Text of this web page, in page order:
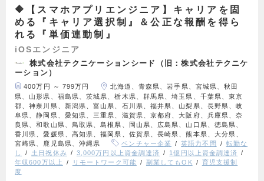
🔶【スマホアプリエンジニア】キャリアを固
める『キャリア選択制』＆公正な報酬を得ら
れる『単価連動制』
iOSエンジニア
株式会社テクニケーションシード（旧：株式会社テクニケ
ーション）
400万円 ～ 799万円
北海道、青森県、岩手県、宮城県、秋田
県、山形県、福島県、茨城県、栃木県、群馬県、埼玉県、千葉県、東京
都、神奈川県、新潟県、富山県、石川県、福井県、山梨県、長野県、岐
阜県、静岡県、愛知県、三重県、滋賀県、京都府、大阪府、兵庫県、奈
良県、和歌山県、鳥取県、島根県、岡山県、広島県、山口県、徳島県、
香川県、愛媛県、高知県、福岡県、佐賀県、長崎県、熊本県、大分県、
宮崎県、鹿児島県、沖縄県
ベンチャー企業 英語力不問
転勤な
し
土日祝休み 3,000万円以上資金調達済
1億円以上資金調達済
年収600万以上
リモートワーク可能 副業してもOK
育児支援制
度